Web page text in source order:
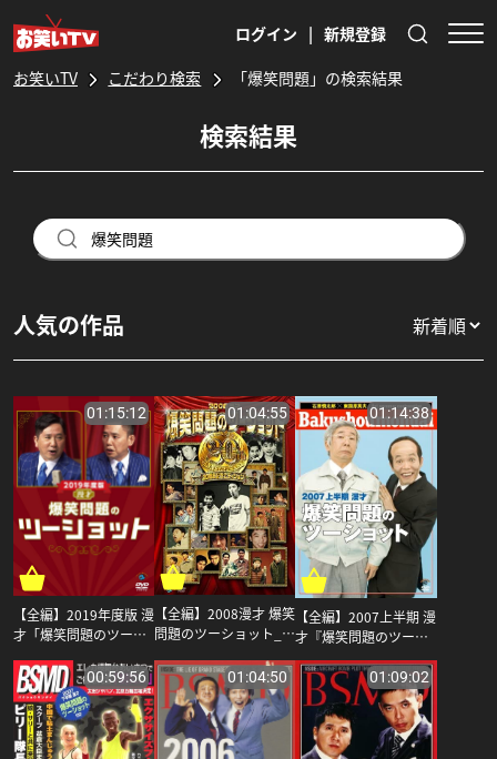
ログイン | 新規登録
お笑いTV こだわり検索 「爆笑問題」の検索結果
検索結果
人気の作品
01:15:12
【全編】2019年度版 漫
才「爆笑問題のツーシ
01:04:55
【全編】2008漫才 爆笑
問題のツーショット_爆
01:14:38
【全編】2007上半期 漫
才『爆笑問題のツーシ
ョット』_爆笑問題
00:59:56 01:04:50 01:09:02